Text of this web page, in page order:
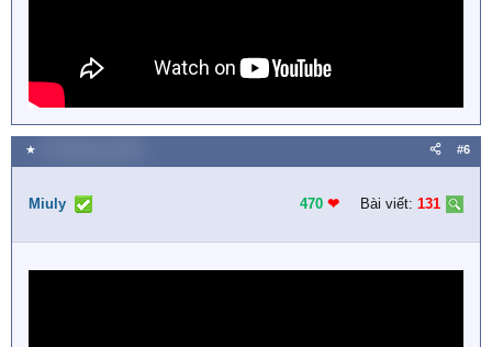
★ #6
Miuly 470 ❤︎ Bài viết: 131